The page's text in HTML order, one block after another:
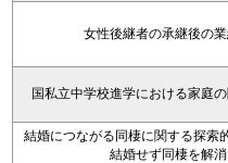
女性後継者の承継後の
国私立中学校進学における家庭
結婚につながる同棲に関する探索
結婚せず同棲を解